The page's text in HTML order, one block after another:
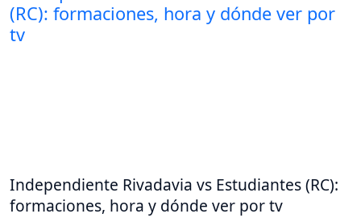
Independiente Rivadavia vs Estudiantes (RC):
formaciones, hora y dónde ver por tv